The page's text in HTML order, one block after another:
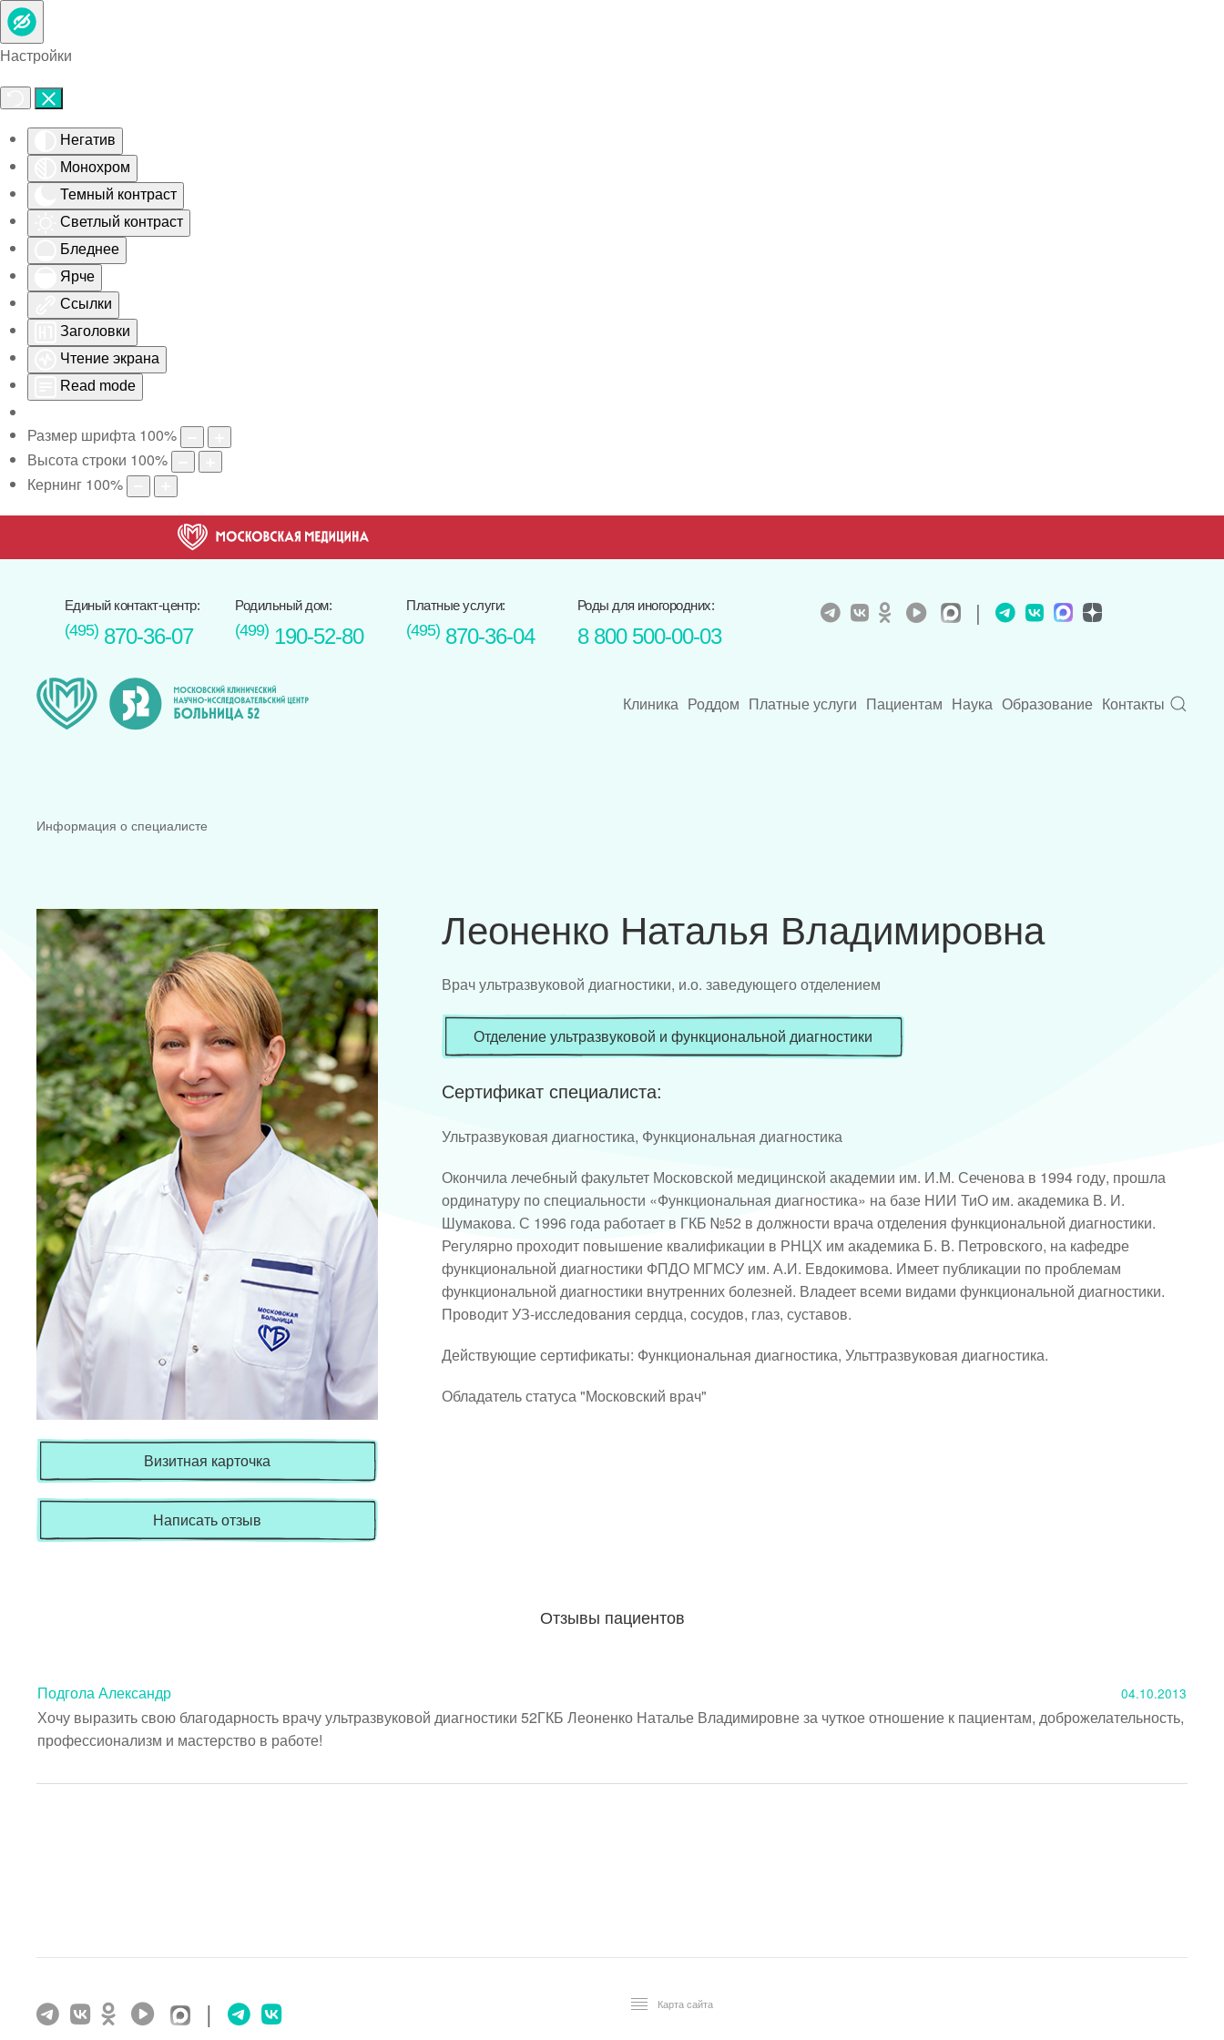
Настройки
Негатив
Монохром
Темный контраст
Светлый контраст
Бледнее
Ярче
Ссылки
Заголовки
Чтение экрана
Read mode
Размер шрифта 100%
Высота строки 100%
Кернинг 100%
Skip to main content
Единый контакт-центр:
(495)870-36-07
Родильный дом:
(499) 190-52-80
Платные услуги:
(495) 870-36-04
Роды для иногородних:
8 800 500-00-03
|
Клиника Роддом Платные услуги Пациентам Наука Образование Контакты
Информация о специалисте
Визитная карточка
Написать отзыв
Леоненко Наталья Владимировна
Врач ультразвуковой диагностики, и.о. заведующего отделением
Отделение ультразвуковой и функциональной диагностики
Сертификат специалиста:
Ультразвуковая диагностика, Функциональная диагностика
Окончила лечебный факультет Московской медицинской академии им. И.М. Сеченова в 1994 году, прошла
ординатуру по специальности «Функциональная диагностика» на базе НИИ ТиО им. академика В. И.
Шумакова. С 1996 года работает в ГКБ №52 в должности врача отделения функциональной диагностики.
Регулярно проходит повышение квалификации в РНЦХ им академика Б. В. Петровского, на кафедре
функциональной диагностики ФПДО МГМСУ им. А.И. Евдокимова. Имеет публикации по проблемам
функциональной диагностики внутренних болезней. Владеет всеми видами функциональной диагностики.
Проводит УЗ-исследования сердца, сосудов, глаз, суставов.
Действующие сертификаты: Функциональная диагностика, Ульттразвуковая диагностика.
Обладатель статуса "Московский врач"
Отзывы пациентов
Подгола Александр 04.10.2013
Хочу выразить свою благодарность врачу ультразвуковой диагностики 52ГКБ Леоненко Наталье Владимировне за чуткое отношение к пациентам, доброжелательность,
профессионализм и мастерство в работе!
| Карта сайта